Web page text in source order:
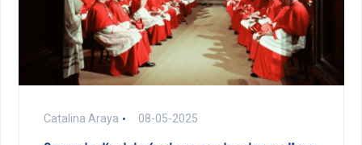
Catalina Araya 08-05-2025